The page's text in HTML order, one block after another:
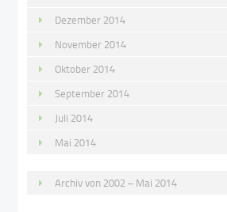
Dezember 2014
November 2014
Oktober 2014
September 2014
Juli 2014
Mai 2014
Archiv von 2002 – Mai 2014